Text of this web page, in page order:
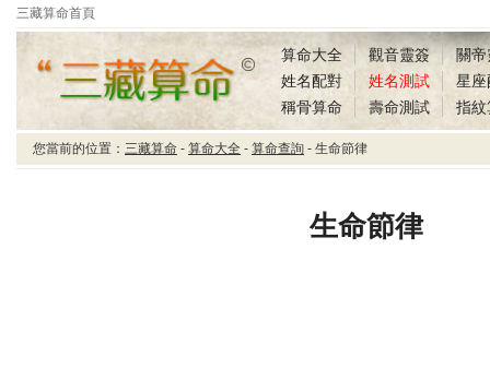
三藏算命首頁
三藏算命生命節律
算命大全 觀音靈簽
關
姓名配對
姓名測試
星座
稱骨算命
壽命測試 指紋
您當前的位置： 三藏算命 - 算命大全 - 算命查詢 - 生命節律
生命節律